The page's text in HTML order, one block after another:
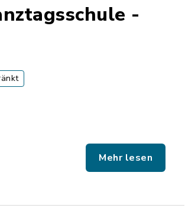
-
Mehr lesen